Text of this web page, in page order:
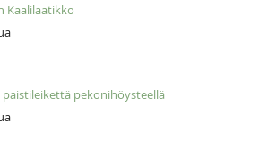
Kaalilaatikko
paistileikettä pekonihöysteellä